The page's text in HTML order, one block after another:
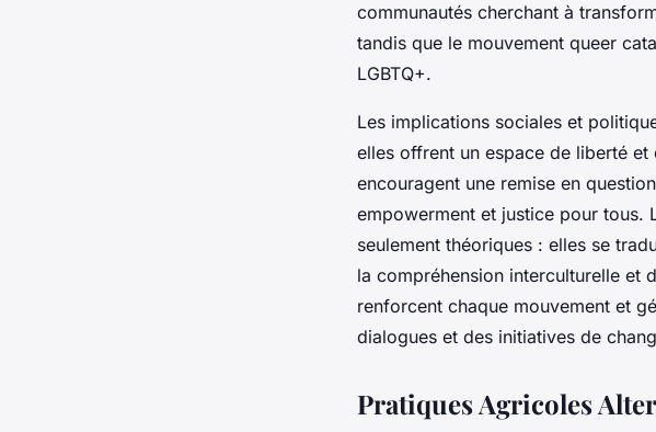
communautés cherchant à
tandis que le mouvement queer
LGBTQ+.
Les implications sociales et
elles offrent un espace de liberté et
encouragent une remise en
empowerment et justice pour tous.
seulement théoriques : elles se
la compréhension interculturelle et
renforcent chaque mouvement et
dialogues et des initiatives de
Pratiques Agricoles